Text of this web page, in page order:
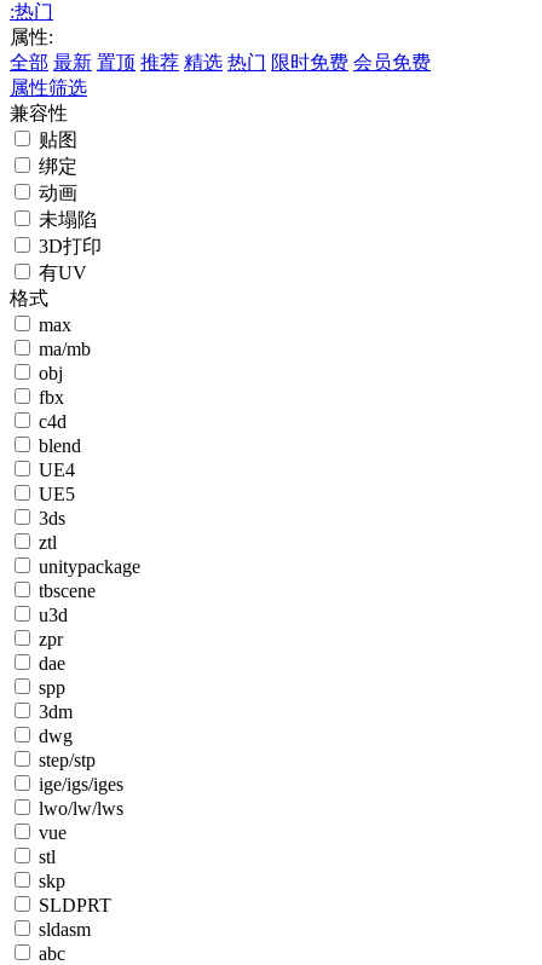
:热门
属性:
全部 最新 置顶 推荐 精选 热门 限时免费 会员免费
属性筛选
兼容性
贴图
绑定
动画
未塌陷
3D打印
有UV
格式
max
ma/mb
obj
fbx
c4d
blend
UE4
UE5
3ds
ztl
unitypackage
tbscene
u3d
zpr
dae
spp
3dm
dwg
step/stp
ige/igs/iges
lwo/lw/lws
vue
stl
skp
SLDPRT
sldasm
abc